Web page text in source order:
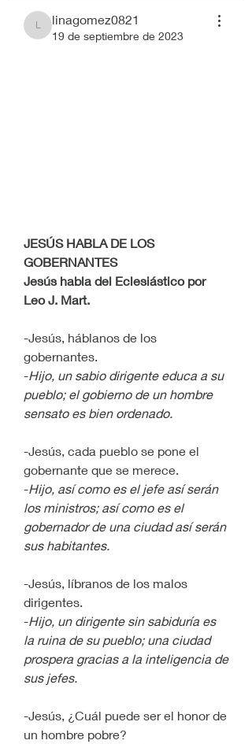
linagomez0821
linagomez0821
19 de septiembre de 2023
JESÚS HABLA DE LOS
GOBERNANTES
Jesús habla del Eclesiástico por
Leo J. Mart.
-Jesús, háblanos de los
gobernantes.
-Hijo, un sabio dirigente educa a su
pueblo; el gobierno de un hombre
sensato es bien ordenado.
-Jesús, cada pueblo se pone el
gobernante que se merece.
-Hijo, así como es el jefe así serán
los ministros; así como es el
gobernador de una ciudad así serán
sus habitantes.
-Jesús, líbranos de los malos
dirigentes.
-Hijo, un dirigente sin sabiduría es
la ruina de su pueblo; una ciudad
prospera gracias a la inteligencia de
sus jefes.
-Jesús, ¿Cuál puede ser el honor de
un hombre pobre?